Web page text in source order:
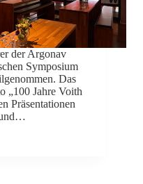
der Argonav
Symposium
Das
„100 Jahre Voith
Präsentationen
und…